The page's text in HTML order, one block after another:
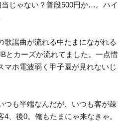
じゃない？普段500円か…。ハイ
歌謡曲が流れる中たまにながれる
とカーズか流れてました。一点惜
マホ電波弱く甲子園が見れないじ
つも半端なんだが、いつも客が疎
、後0。俺もたまにゃ来なきゃ。